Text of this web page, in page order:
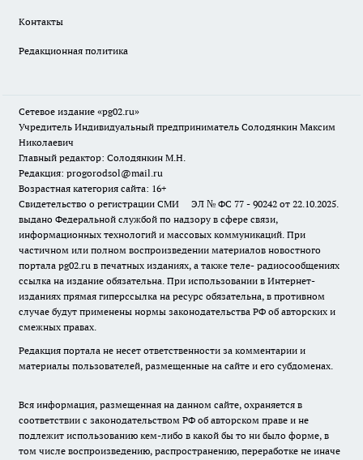
Контакты
Редакционная политика
Сетевое издание «pg02.ru»
Учредитель Индивидуальный предприниматель Солодянкин Максим
Николаевич
Главный редактор: Солодянкин М.Н.
Редакция: progorodsol@mail.ru
Возрастная категория сайта: 16+
Свидетельство о регистрации СМИ ЭЛ № ФС 77 - 90242 от 22.10.2025.
выдано Федеральной службой по надзору в сфере связи,
информационных технологий и массовых коммуникаций. При
частичном или полном воспроизведении материалов новостного
портала pg02.ru в печатных изданиях, а также теле- радиосообщениях
ссылка на издание обязательна. При использовании в Интернет-
изданиях прямая гиперссылка на ресурс обязательна, в противном
случае будут применены нормы законодательства РФ об авторских и
смежных правах.
Редакция портала не несет ответственности за комментарии и
материалы пользователей, размещенные на сайте и его субдоменах.
Вся информация, размещенная на данном сайте, охраняется в
соответствии с законодательством РФ об авторском праве и не
подлежит использованию кем-либо в какой бы то ни было форме, в
том числе воспроизведению, распространению, переработке не иначе